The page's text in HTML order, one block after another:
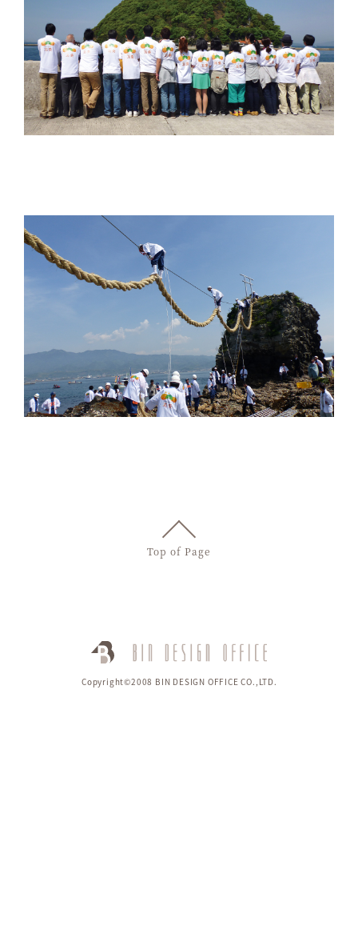
Top of Page
Copyright©2008 BIN DESIGN OFFICE CO.,LTD.